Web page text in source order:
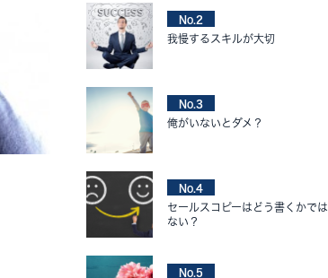
No.2
我慢するスキルが大切
No.3
俺がいないとダメ？
No.4
セールスコピーはどう書くかでは
ない？
No.5